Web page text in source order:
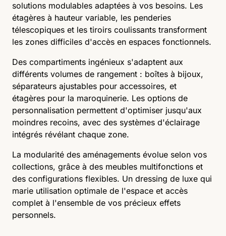
solutions modulables adaptées à vos besoins. Les
étagères à hauteur variable, les penderies
télescopiques et les tiroirs coulissants transforment
les zones difficiles d'accès en espaces fonctionnels.
Des compartiments ingénieux s'adaptent aux
différents volumes de rangement : boîtes à bijoux,
séparateurs ajustables pour accessoires, et
étagères pour la maroquinerie. Les options de
personnalisation permettent d'optimiser jusqu'aux
moindres recoins, avec des systèmes d'éclairage
intégrés révélant chaque zone.
La modularité des aménagements évolue selon vos
collections, grâce à des meubles multifonctions et
des configurations flexibles. Un dressing de luxe qui
marie utilisation optimale de l'espace et accès
complet à l'ensemble de vos précieux effets
personnels.